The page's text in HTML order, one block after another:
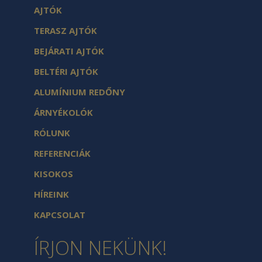
AJTÓK
TERASZ AJTÓK
BEJÁRATI AJTÓK
BELTÉRI AJTÓK
ALUMÍNIUM REDŐNY
ÁRNYÉKOLÓK
RÓLUNK
REFERENCIÁK
KISOKOS
HÍREINK
KAPCSOLAT
ÍRJON NEKÜNK!